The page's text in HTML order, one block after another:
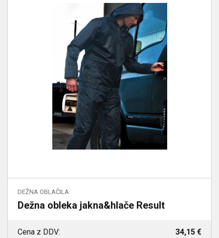
DEŽNA OBLAČILA
Dežna obleka jakna&hlače Result
Cena z DDV: 34,15 €